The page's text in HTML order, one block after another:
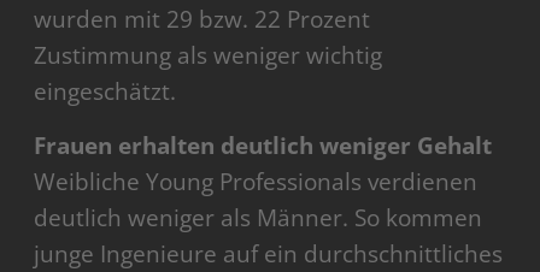
wurden mit 29 bzw. 22 Prozent
Zustimmung als weniger wichtig
eingeschätzt.
Frauen erhalten deutlich weniger Gehalt
Weibliche Young Professionals verdienen
deutlich weniger als Männer. So kommen
junge Ingenieure auf ein durchschnittliches